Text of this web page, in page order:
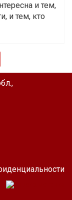
и тем,
и тем, кто